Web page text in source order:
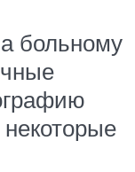
больному